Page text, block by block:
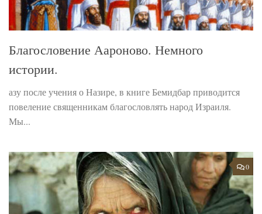
Благословение Аароново. Немного
истории.
азу после учения о Назире, в книге Бемидбар приводится
повеление священникам благословлять народ Израиля.
Мы...
0